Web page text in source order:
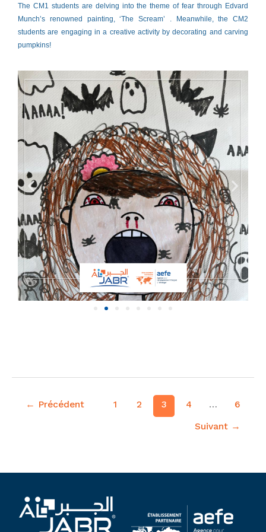
The CM1 students are delving into the theme of fear through Edvard
Munch’s renowned painting, ‘The Scream’ . Meanwhile, the CM2
students are engaging in a creative activity by decorating and carving
pumpkins!
CM1
Students
‘The
Scream’
and
CM2
Pumpkins
for
Halloween
Fun!
← Précédent 1 2 3 4 … 6
Suivant →